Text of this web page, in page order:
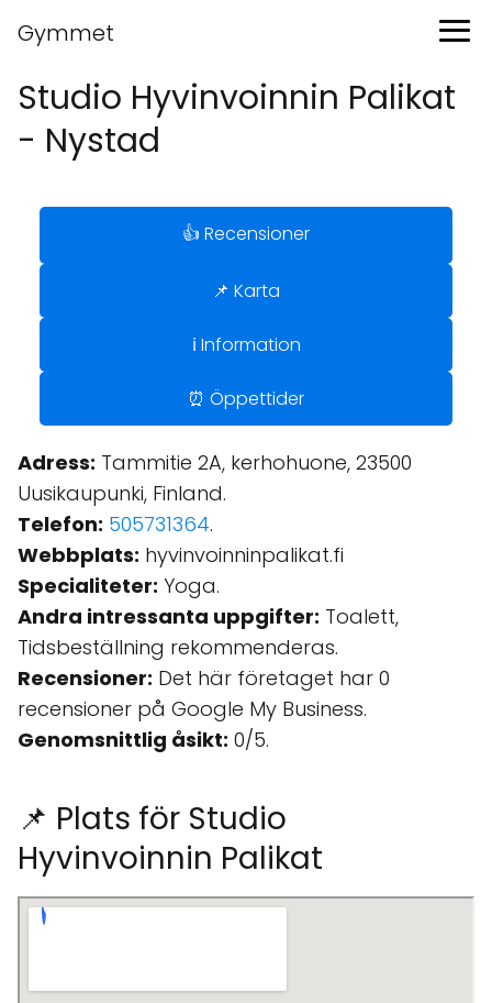
Gymmet
Studio Hyvinvoinnin Palikat
- Nystad
👍 Recensioner
📌 Karta
ℹ️ Information
⏰ Öppettider
Adress: Tammitie 2A, kerhohuone, 23500
Uusikaupunki, Finland.
Telefon: 505731364.
Webbplats: hyvinvoinninpalikat.fi
Specialiteter: Yoga.
Andra intressanta uppgifter: Toalett,
Tidsbeställning rekommenderas.
Recensioner: Det här företaget har 0
recensioner på Google My Business.
Genomsnittlig åsikt: 0/5.
📌 Plats för Studio
Hyvinvoinnin Palikat